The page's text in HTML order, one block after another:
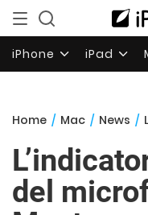
iPhone iPad
Home / Mac / News /
del